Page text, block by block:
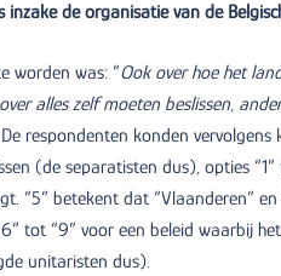
de organisatie van de
worden was: “Ook over hoe het
alles zelf moeten beslissen,
respondenten konden vervolgens
(de separatisten dus), opties
betekent dat “Vlaanderen” en
tot “9” voor een beleid waarbij
unitaristen dus).